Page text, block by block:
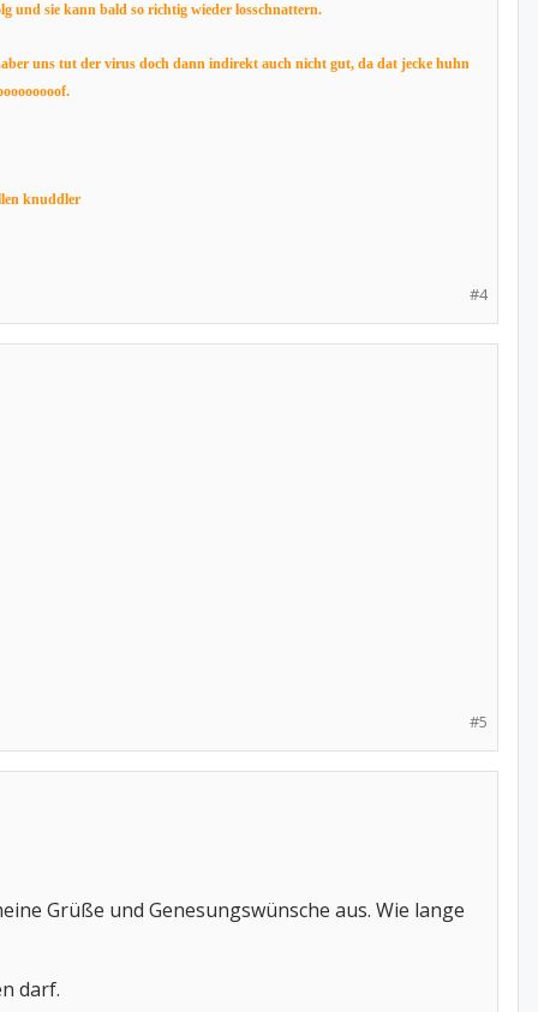
und sie kann bald so richtig wieder losschnattern.
uns tut der virus doch dann indirekt auch nicht gut, da dat jecke huhn
knuddler
#4
#5
Grüße und Genesungswünsche aus. Wie lange
darf.